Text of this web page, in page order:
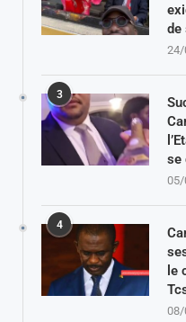
de
24/
3
se
05/
4
le
08/